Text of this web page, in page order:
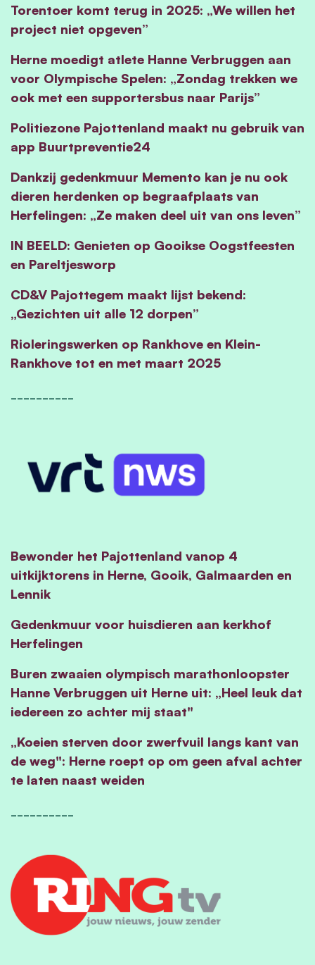
Torentoer komt terug in 2025: „We willen het
project niet opgeven”
Herne moedigt atlete Hanne Verbruggen aan
voor Olympische Spelen: „Zondag trekken we
ook met een supportersbus naar Parijs”
Politiezone Pajottenland maakt nu gebruik van
app Buurtpreventie24
Dankzij gedenkmuur Memento kan je nu ook
dieren herdenken op begraafplaats van
Herfelingen: „Ze maken deel uit van ons leven”
IN BEELD: Genieten op Gooikse Oogstfeesten
en Pareltjesworp
CD&V Pajottegem maakt lijst bekend:
„Gezichten uit alle 12 dorpen”
Rioleringswerken op Rankhove en Klein-
Rankhove tot en met maart 2025
Bewonder het Pajottenland vanop 4
uitkijktorens in Herne, Gooik, Galmaarden en
Lennik
Gedenkmuur voor huisdieren aan kerkhof
Herfelingen
Buren zwaaien olympisch marathonloopster
Hanne Verbruggen uit Herne uit: „Heel leuk dat
iedereen zo achter mij staat"
„Koeien sterven door zwerfvuil langs kant van
de weg": Herne roept op om geen afval achter
te laten naast weiden